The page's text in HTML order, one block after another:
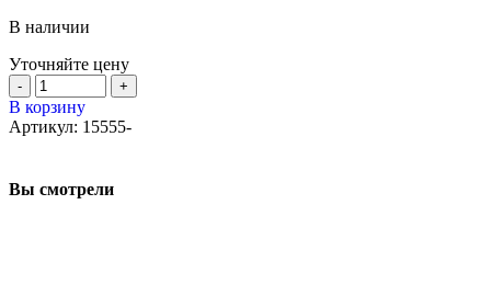
В наличии
Уточняйте цену
В корзину
Артикул: 15555-
Вы смотрели